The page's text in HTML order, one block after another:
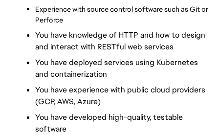
Experience with source control software such as Git or
Perforce
You have knowledge of HTTP and how to design
and interact with RESTful web services
You have deployed services using Kubernetes
and containerization
You have experience with public cloud providers
(GCP, AWS, Azure)
You have developed high-quality, testable
software